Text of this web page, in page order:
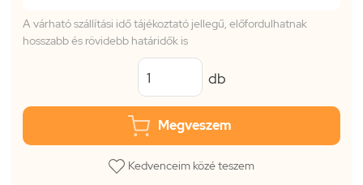
A várható szállítási idő tájékoztató jellegű, előfordulhatnak
hosszabb és rövidebb határidők is
db
Megveszem
Kedvenceim közé teszem